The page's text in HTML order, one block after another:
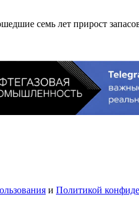
семь лет прирост
и Политикой